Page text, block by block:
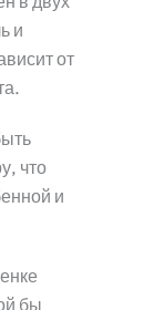
и
от
что
и
бы